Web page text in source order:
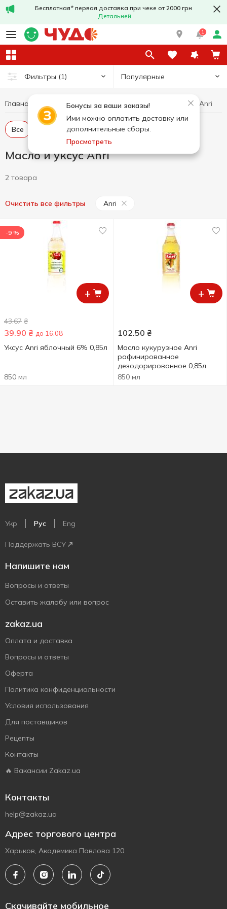
Бесплатная* первая доставка при чеке от 2000 грн
Детальней
1
Фильтры (1) Популярные
Бонусы за ваши заказы!
Ими можно оплатить доставку или
дополнительные сборы.
Просмотреть
Главная Бакалея Масло и уксус Масло и уксус Anri
Все Масло растительное Уксус
Масло и уксус Anri
2 товара
Очистить все фильтры Anri
+
-9 %
43.67 ₴
39.90 ₴ до 16.08
Уксус Anri яблочный 6% 0,85л
850 мл
+
102.50 ₴
Масло кукурузное Anri
рафинированное
дезодорированное 0,85л
850 мл
Укр Рус Eng
Поддержать ВСУ
Напишите нам
Вопросы и ответы
Оставить жалобу или вопрос
zakaz.ua
Оплата и доставка
Вопросы и ответы
Оферта
Политика конфиденциальности
Условия использования
Для поставщиков
Рецепты
Контакты
🔥 Вакансии Zakaz.ua
Контакты
help@zakaz.ua
Адрес торгового центра
Харьков, Академика Павлова 120
Скачивайте мобильное